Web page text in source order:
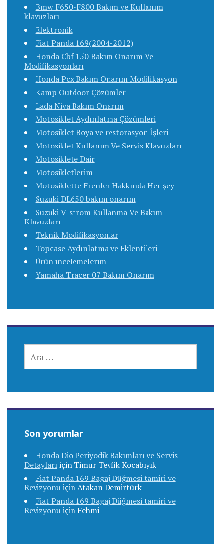
Bmw F650-F800 Bakım ve Kullanım
klavuzları
Elektronik
Fiat Panda 169(2004-2012)
Honda Cbf 150 Bakım Onarım Ve
Modifikasyonları
Honda Pcx Bakım Onarım Modifikasyon
Kamp Outdoor Çözümler
Lada Niva Bakım Onarım
Motosiklet Aydınlatma Çözümleri
Motosiklet Boya ve restorasyon İşleri
Motosiklet Kullanım Ve Servis Klavuzları
Motosiklete Dair
Motosikletlerim
Motosiklette Frenler Hakkında Her şey
Suzuki DL650 bakım onarım
Suzuki V-strom Kullanma Ve Bakım
Klavuzları
Teknik Modifikasyonlar
Topcase Aydınlatma ve Eklentileri
Ürün incelemelerim
Yamaha Tracer 07 Bakım Onarım
Son yorumlar
Honda Dio Periyodik Bakımları ve Servis
Detaylarıiçin Timur Tevfik Kocabıyık
Fiat Panda 169 Bagaj Düğmesi tamiri ve
RevizyonuiçinAtakan Demirtürk
Fiat Panda 169 Bagaj Düğmesi tamiri ve
Revizyonuiçin Fehmi